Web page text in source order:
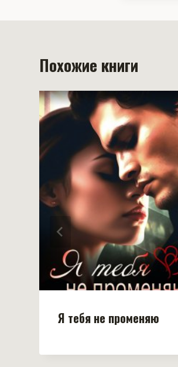
Похожие книги
Я тебя не променяю